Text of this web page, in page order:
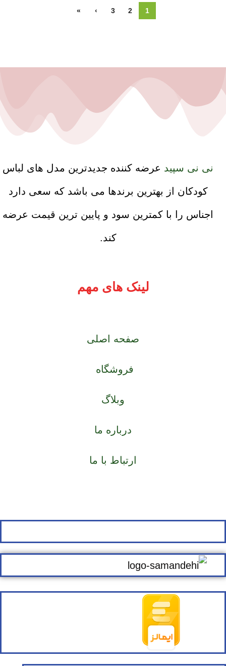
1
2
3
›
»
نی نی سپید عرضه کننده جدیدترین مدل های لباس
کودکان از بهترین برندها می باشد که سعی دارد
اجناس را با کمترین سود و پایین ترین قیمت عرضه
کند.
لینک های مهم
صفحه اصلی
فروشگاه
وبلاگ
درباره ما
ارتباط با ما